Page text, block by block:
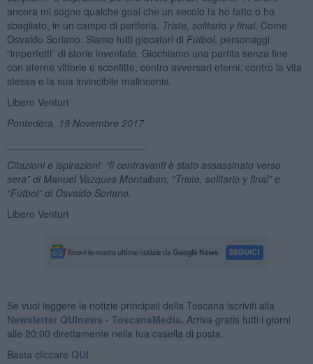
ancora mi sogno qualche goal che un secolo fa ho fatto o ho
sbagliato, in un campo di periferia. Triste, solitario y final. Come
Osvaldo Soriano. Siamo tutti giocatori di Fútbol, personaggi
“imperfetti” di storie inventate. Giochiamo una partita senza fine
con eterne vittorie e sconfitte, contro avversari eterni, contro la vita
stessa e la sua invincibile malinconia.
Libero Venturi
Pontedera, 19 Novembre 2017
Citazioni e ispirazioni: “Il centravanti è stato assassinato verso
sera” di Manuel Vazques Montalban , “Triste, solitario y final” e
“Fútbol” di Osvaldo Soriano.
Libero Venturi
Se vuoi leggere le notizie principali della Toscana iscriviti alla
Newsletter QUInews - ToscanaMedia. Arriva gratis tutti i giorni
alle 20:00 direttamente nella tua casella di posta.
Basta cliccare QUI